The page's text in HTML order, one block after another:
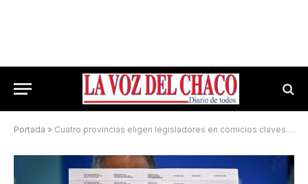
Portada » Cuatro provincias eligen legisladores en comicios claves para su futuro